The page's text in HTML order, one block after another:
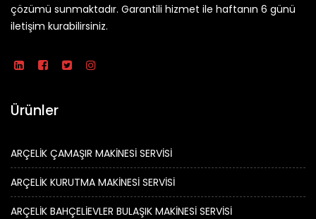
çözümü sunmaktadır. Garantili hizmet ile haftanın 6 günü
iletişim kurabilirsiniz.
Ürünler
ARÇELİK ÇAMAŞIR MAKİNESİ SERVİSİ
ARÇELİK KURUTMA MAKİNESİ SERVİSİ
ARÇELİK BAHÇELİEVLER BULAŞIK MAKİNESİ SERVİSİ